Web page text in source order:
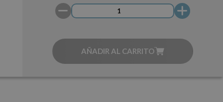
AÑADIR AL CARRITO